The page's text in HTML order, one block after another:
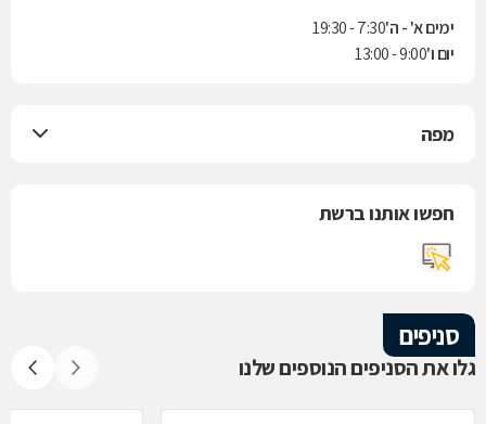
ימים א' - ה'7:30 - 19:30
יום ו'9:00 - 13:00
מפה
חפשו אותנו ברשת
סניפים
גלו את הסניפים הנוספים שלנו